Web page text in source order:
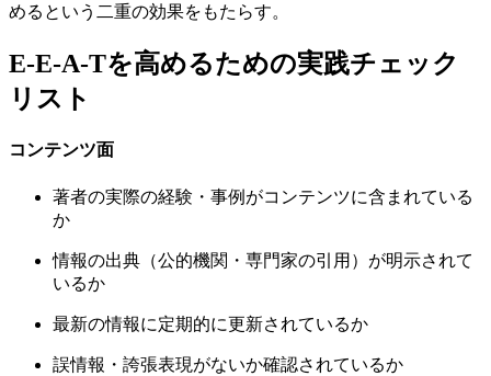
めるという二重の効果をもたらす。
E-E-A-Tを高めるための実践チェック
リスト
コンテンツ面
著者の実際の経験・事例がコンテンツに含まれている
か
情報の出典（公的機関・専門家の引用）が明示されて
いるか
最新の情報に定期的に更新されているか
誤情報・誇張表現がないか確認されているか